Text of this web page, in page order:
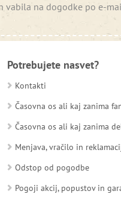
vabila na dogodke po e-
Potrebujete nasvet?
Kontakti
Časovna os ali kaj zanima
Časovna os ali kaj zanima
Menjava, vračilo in
Odstop od pogodbe
Pogoji akcij, popustov in